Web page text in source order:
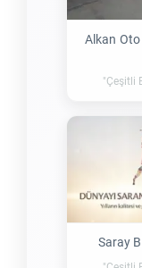
Alkan Oto
"Çeşitli
Saray